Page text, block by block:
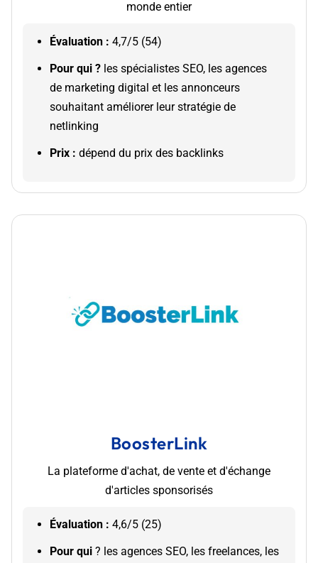
monde entier
Évaluation :4,7/5 (54)
Pour qui ? ​​​les spécialistes SEO, les agences
de marketing digital et les annonceurs
souhaitant améliorer leur stratégie de
netlinking
Prix :dépend du prix des backlinks
BoosterLink
La plateforme d'achat, de vente et d'échange
d'articles sponsorisés
Évaluation : 4,6/5 (25)
Pour qui ? les agences SEO, les freelances, les